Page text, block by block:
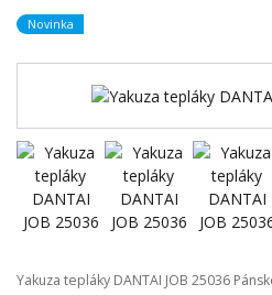
Novinka
Yakuza tepláky DANTAI JOB 25036